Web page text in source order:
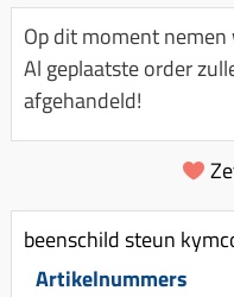
Spanningsregelaar
Toerenbegrenzer
Remlichtschakelaar
Luchtfilter (delen)
Luchtfilter deksel
Motor blokken
Membraan (delen)
Pakking (sets)
Vlotterbak pakking
Km teller kabel
Kickstart deksel
Kickstart ronsel
Schokbrekers
Spiegels
Kinderzitje (scooter)
Olie-
Oppakbeugel
Scooterhoezen
Op dit moment
Al geplaatste order
afgehandeld!
beenschild steun
Artikelnummers